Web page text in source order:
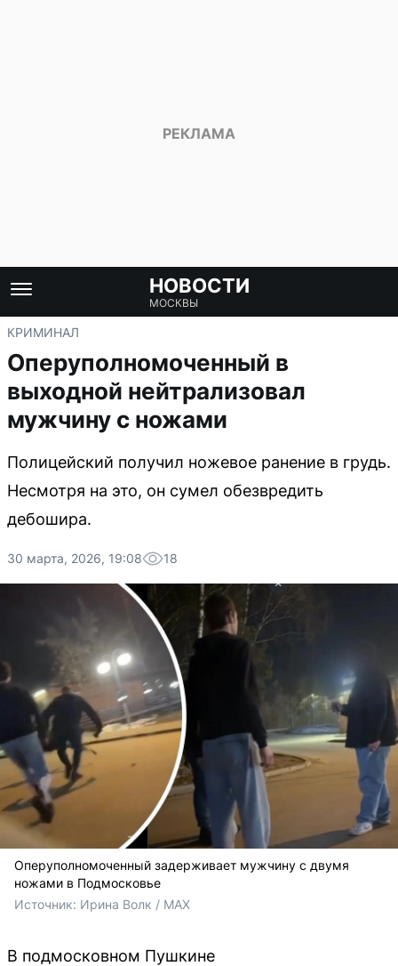
НОВОСТИ
МОСКВЫ
КРИМИНАЛ
Оперуполномоченный в
выходной нейтрализовал
мужчину с ножами
Полицейский получил ножевое ранение в грудь.
Несмотря на это, он сумел обезвредить
дебошира.
30 марта, 2026, 19:08 18
Оперуполномоченный задерживает мужчину с двумя
ножами в Подмосковье
Источник: Ирина Волк / MAX
В подмосковном Пушкине